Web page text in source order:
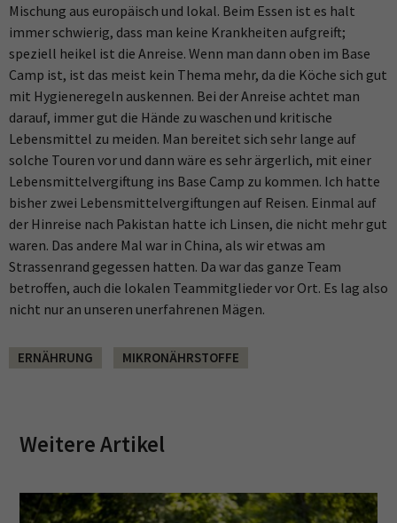
Mischung aus europäisch und lokal. Beim Essen ist es halt
immer schwierig, dass man keine Krankheiten aufgreift;
speziell heikel ist die Anreise. Wenn man dann oben im Base
Camp ist, ist das meist kein Thema mehr, da die Köche sich gut
mit Hygieneregeln auskennen. Bei der Anreise achtet man
darauf, immer gut die Hände zu waschen und kritische
Lebensmittel zu meiden. Man bereitet sich sehr lange auf
solche Touren vor und dann wäre es sehr ärgerlich, mit einer
Lebensmittelvergiftung ins Base Camp zu kommen. Ich hatte
bisher zwei Lebensmittelvergiftungen auf Reisen. Einmal auf
der Hinreise nach Pakistan hatte ich Linsen, die nicht mehr gut
waren. Das andere Mal war in China, als wir etwas am
Strassenrand gegessen hatten. Da war das ganze Team
betroffen, auch die lokalen Teammitglieder vor Ort. Es lag also
nicht nur an unseren unerfahrenen Mägen.
ERNÄHRUNG MIKRONÄHRSTOFFE
Weitere Artikel